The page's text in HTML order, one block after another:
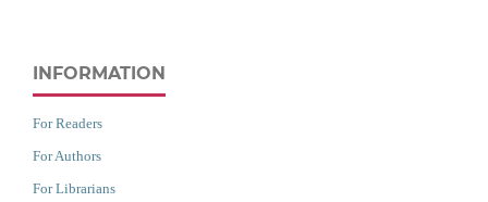
INFORMATION
For Readers
For Authors
For Librarians